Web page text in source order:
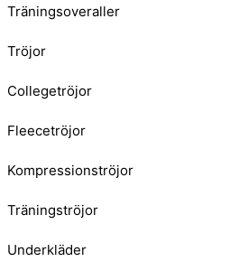
Träningsoveraller
Tröjor
Collegetröjor
Fleecetröjor
Kompressionströjor
Träningströjor
Underkläder